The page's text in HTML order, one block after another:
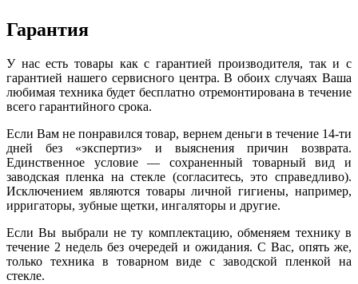
Гарантия
У нас есть товары как с гарантией производителя, так и с
гарантией нашего сервисного центра. В обоих случаях Ваша
любимая техника будет бесплатно отремонтирована в течение
всего гарантийного срока.
Если Вам не понравился товар, вернем деньги в течение 14-ти
дней без «экспертиз» и выяснения причин возврата.
Единственное условие — сохраненный товарный вид и
заводская пленка на стекле (согласитесь, это справедливо).
Исключением являются товары личной гигиены, например,
ирригаторы, зубные щетки, ингаляторы и другие.
Если Вы выбрали не ту комплектацию, обменяем технику в
течение 2 недель без очередей и ожидания. С Вас, опять же,
только техника в товарном виде с заводской пленкой на
стекле.